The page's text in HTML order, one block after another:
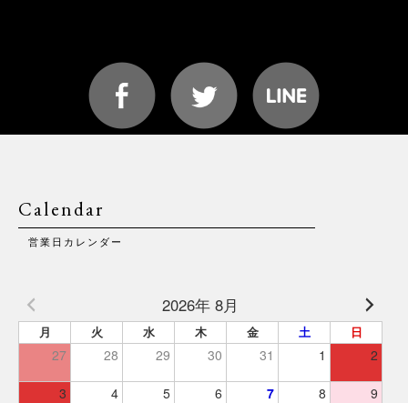
Calendar
営業日カレンダー
2026年 8月
月 火 水 木 金 土 日
27 28 29 30 31 1 2
3 4 5 6 7 8 9